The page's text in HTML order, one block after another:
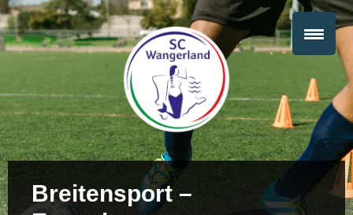
Breitensport –